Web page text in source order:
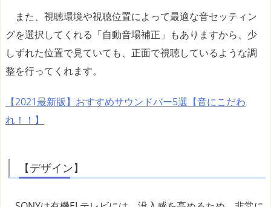
また、視聴環境や視聴位置によって最適な音セッティン
グを選択してくれる「自動音場補正」もありますから、少
しずれた位置で見ていても、正面で視聴しているような調
整を行ってくれます。
【2021最新版】おすすめサウンドバー5選【音にこだわ
れ！！】
【デザイン】